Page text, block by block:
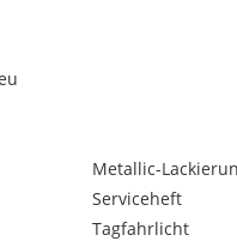
Metallic-
Serviceheft
Tagfahrlicht